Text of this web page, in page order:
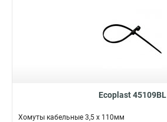
Ecoplast 45109BL
Хомуты кабельные 3,5 х 110мм